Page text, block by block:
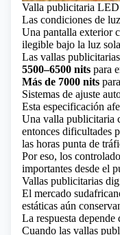
Valla publicitaria
Las condiciones de
Una pantalla exterior
ilegible bajo la luz
Las vallas
5500–6500 nits para
Más de 7000 nits
Sistemas de ajuste
Esta especificación
Una valla publicitaria
entonces dificultades
las horas punta de
Por eso, los
importantes desde el
Vallas publicitarias
El mercado
estáticas aún
La respuesta
Cuando las vallas